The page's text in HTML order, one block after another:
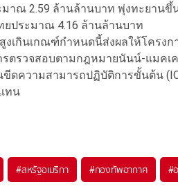
าณ 2.59 ล้านล้านบาท พุ่งทะยานขึ้
ยประมาณ 4.16 ล้านล้านบาท
เกินเกณฑ์กำหนดนี้ส่งผลให้โครงก
ตรวจสอบตามกฎหมายนันน์-แมคเค
ดความสามารถปฏิบัติการขั้นต้น
ทน
#สหรัฐอเมริกา #กองทัพอากาศ #